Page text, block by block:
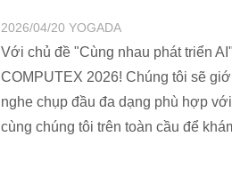
2026/04/20 YOGADA
Với chủ đề "Cùng nhau phát triển
COMPUTEX 2026! Chúng tôi sẽ
nghe chụp đầu đa dạng phù hợp
cùng chúng tôi trên toàn cầu để